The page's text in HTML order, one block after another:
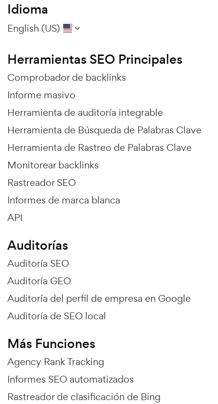
Idioma
English (US)
Herramientas SEO Principales
Comprobador de backlinks
Informe masivo
Herramienta de auditoría integrable
Herramienta de Búsqueda de Palabras Clave
Herramienta de Rastreo de Palabras Clave
Monitorear backlinks
Rastreador SEO
Informes de marca blanca
API
Auditorías
Auditoría SEO
Auditoría GEO
Auditoría del perfil de empresa en Google
Auditoría de SEO local
Más Funciones
Agency Rank Tracking
Informes SEO automatizados
Rastreador de clasificación de Bing